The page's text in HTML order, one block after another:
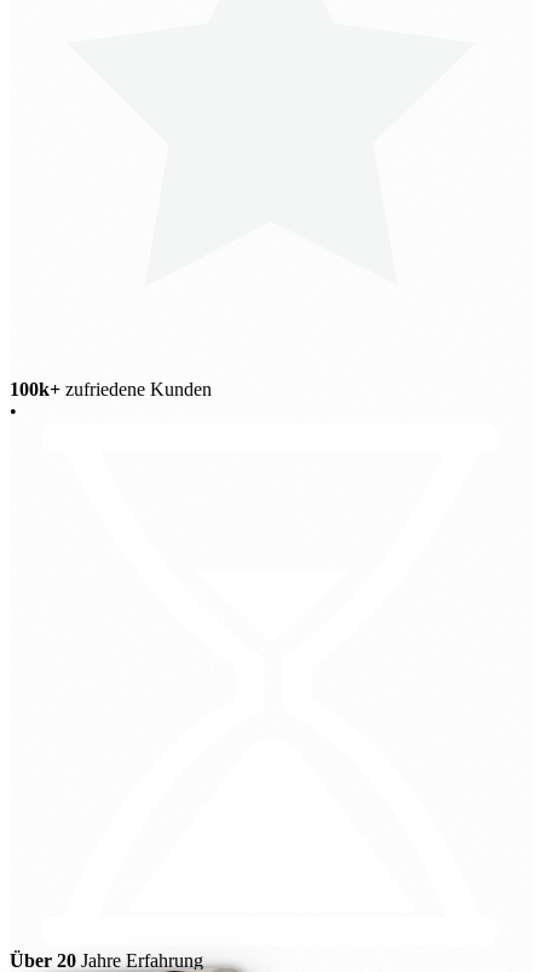
100k+ zufriedene Kunden
•
Über 20 Jahre Erfahrung